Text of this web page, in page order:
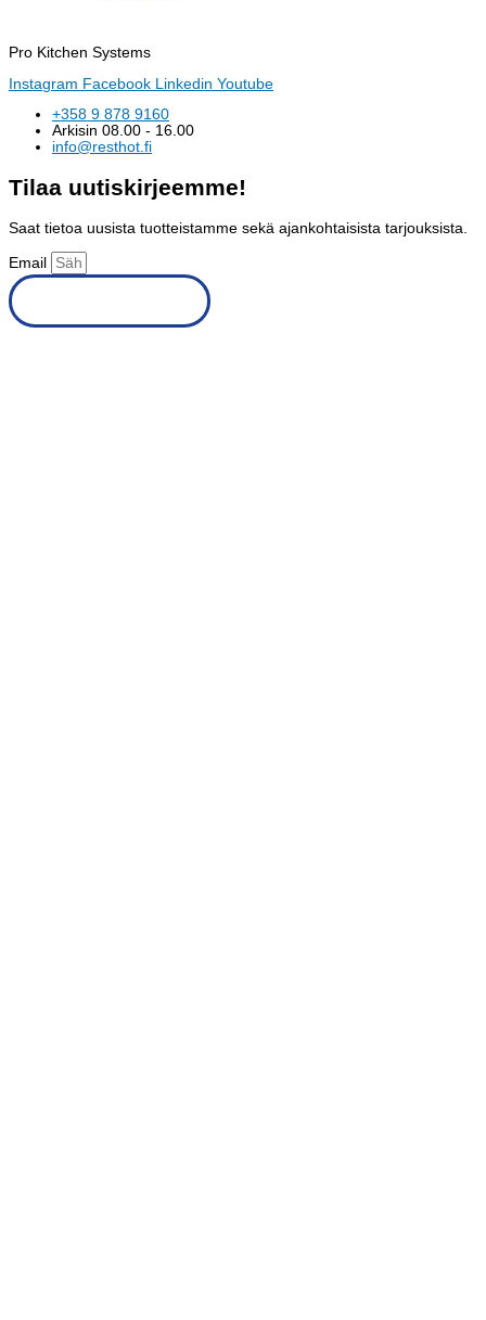
Pro Kitchen Systems
Instagram Facebook Linkedin Youtube
+358 9 878 9160
Arkisin 08.00 - 16.00
info@resthot.fi
Tilaa uutiskirjeemme!
Saat tietoa uusista tuotteistamme sekä ajankohtaisista tarjouksista.
Email